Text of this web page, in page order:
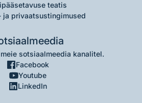
teatis
ja privaatsustingimused
sotsiaalmeedia kanalitel.
Facebook
Youtube
LinkedIn